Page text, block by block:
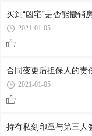
买到“凶宅”是否能撤销
2021-01-05
合同变更后担保人的责
2021-01-05
持有私刻印章与第三人